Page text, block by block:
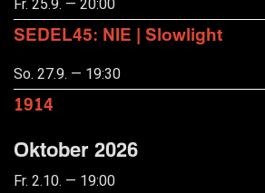
Fr. 25.9. — 20:00
SEDEL45: NIE | Slowlight
So. 27.9. — 19:30
1914
Oktober 2026
Fr. 2.10. — 19:00